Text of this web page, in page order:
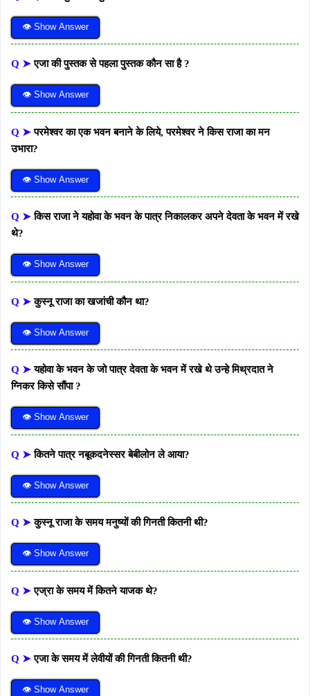
👁 Show Answer
Q ➤एजा की पुस्तक से पहला पुस्तक कौन सा है ?
👁 Show Answer
Q ➤परमेश्वर का एक भवन बनाने के लिये, परमेश्वर ने किस राजा का मन
उभारा?
👁 Show Answer
Q ➤किस राजा ने यहोवा के भवन के पात्र निकालकर अपने देवता के भवन में रखे
थे?
👁 Show Answer
Q ➤कुस्नू राजा का खजांची कौन था?
👁 Show Answer
Q ➤यहोवा के भवन के जो पात्र देवता के भवन में रखे थे उन्हे मिथ्रदात ने
ग्निकर किसे सौंपा ?
👁 Show Answer
Q ➤कितने पात्र नबूकदनेस्सर बेबीलोन ले आया?
👁 Show Answer
Q ➤कुस्नू राजा के समय मनुष्यों की गिनती कितनी थी?
👁 Show Answer
Q ➤एज्रा के समय में कितने याजक थे?
👁 Show Answer
Q ➤एजा के समय में लेवीयों की गिनती कितनी थी?
👁 Show Answer